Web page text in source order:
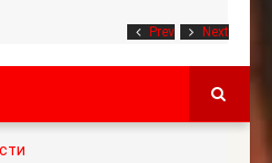
Prev Next